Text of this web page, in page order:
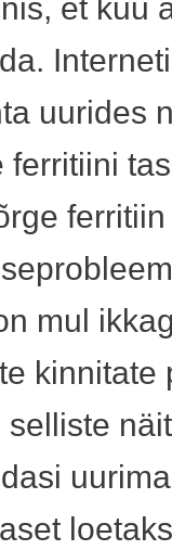
et kuu
uurides
mul
kinnitate